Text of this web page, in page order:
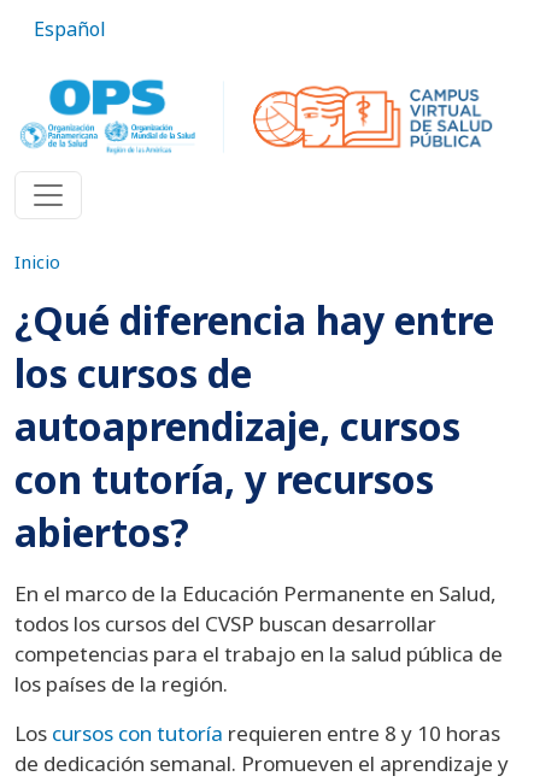
Español
Inicio
¿Qué diferencia hay entre
los cursos de
autoaprendizaje, cursos
con tutoría, y recursos
abiertos?
En el marco de la Educación Permanente en Salud,
todos los cursos del CVSP buscan desarrollar
competencias para el trabajo en la salud pública de
los países de la región.
Los cursos con tutoría requieren entre 8 y 10 horas
de dedicación semanal. Promueven el aprendizaje y